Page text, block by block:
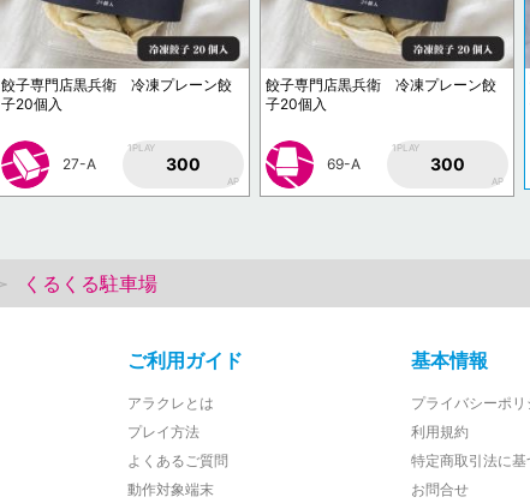
餃子専門店黒兵衛 冷凍プレーン餃
子20個入
27-A
1PLAY
300
AP
餃子専門店黒兵衛 冷凍プレーン餃
子20個入
69-A
1PLAY
300
AP
くるくる駐車場
ご利用ガイド
アラクレとは
プレイ方法
よくあるご質問
動作対象端末
基本情報
プライバシーポリ
利用規約
特定商取引法に基
お問合せ